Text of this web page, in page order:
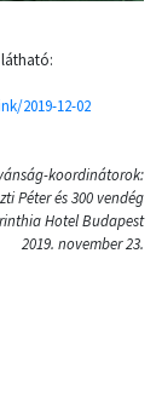
2019-12-02
koordinátorok:
Péter és 300 vendég
Hotel Budapest
2019. november 23.